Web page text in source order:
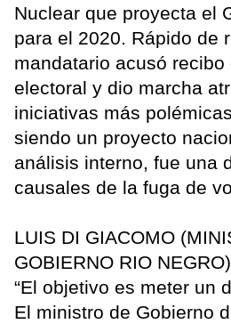
Nuclear que proyecta el
para el 2020. Rápido de
mandatario acusó recibo
electoral y dio marcha
iniciativas más
siendo un proyecto
análisis interno, fue una
causales de la fuga de
LUIS DI GIACOMO
GOBIERNO RIO NEGRO)
“El objetivo es meter un
El ministro de Gobierno